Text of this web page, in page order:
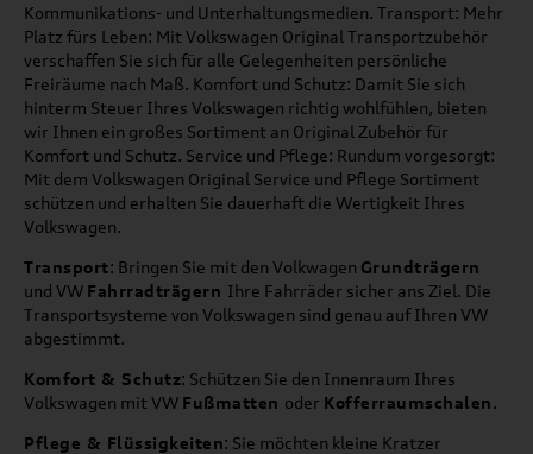
Kommunikations- und Unterhaltungsmedien. Transport: Mehr
Platz fürs Leben: Mit Volkswagen Original Transportzubehör
verschaffen Sie sich für alle Gelegenheiten persönliche
Freiräume nach Maß. Komfort und Schutz: Damit Sie sich
hinterm Steuer Ihres Volkswagen richtig wohlfühlen, bieten
wir Ihnen ein großes Sortiment an Original Zubehör für
Komfort und Schutz. Service und Pflege: Rundum vorgesorgt:
Mit dem Volkswagen Original Service und Pflege Sortiment
schützen und erhalten Sie dauerhaft die Wertigkeit Ihres
Volkswagen.
Transport: Bringen Sie mit den Volkwagen Grundträgern
und VW Fahrradträgern Ihre Fahrräder sicher ans Ziel. Die
Transportsysteme von Volkswagen sind genau auf Ihren VW
abgestimmt.
Komfort & Schutz: Schützen Sie den Innenraum Ihres
Volkswagen mit VW Fußmatten oder Kofferraumschalen.
Pflege & Flüssigkeiten: Sie möchten kleine Kratzer